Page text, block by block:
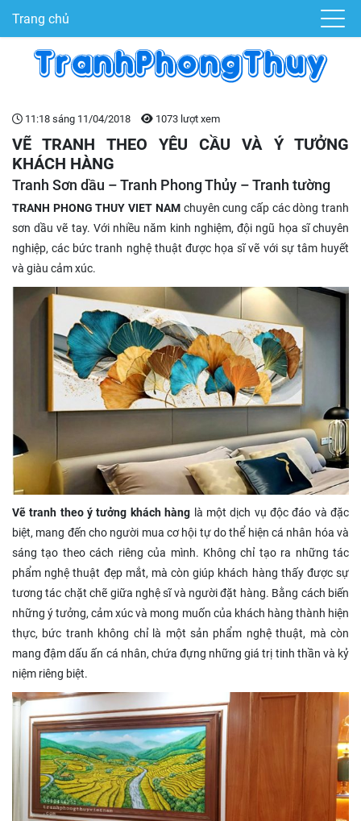
Trang chủ
11:18 sáng 11/04/2018 1073 lượt xem
VẼ TRANH THEO YÊU CẦU VÀ Ý TƯỞNG
KHÁCH HÀNG
Tranh Sơn dầu – Tranh Phong Thủy – Tranh tường
TRANH PHONG THUY VIET NAMchuyên cung cấp các dòng tranh
sơn dầu vẽ tay. Với nhiều năm kinh nghiệm, đội ngũ họa sĩ chuyên
nghiệp, các bức tranh nghệ thuật được họa sĩ vẽ với sự tâm huyết
và giàu cảm xúc.
Vẽ tranh theo ý tưởng khách hàng là một dịch vụ độc đáo và đặc
biệt, mang đến cho người mua cơ hội tự do thể hiện cá nhân hóa và
sáng tạo theo cách riêng của mình. Không chỉ tạo ra những tác
phẩm nghệ thuật đẹp mắt, mà còn giúp khách hàng thấy được sự
tương tác chặt chẽ giữa nghệ sĩ và người đặt hàng. Bằng cách biến
những ý tưởng, cảm xúc và mong muốn của khách hàng thành hiện
thực, bức tranh không chỉ là một sản phẩm nghệ thuật, mà còn
mang đậm dấu ấn cá nhân, chứa đựng những giá trị tinh thần và kỷ
niệm riêng biệt.